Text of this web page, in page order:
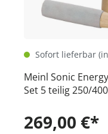
Sofort lieferbar
Meinl Sonic
Set 5 teilig 250/
269,00 €*